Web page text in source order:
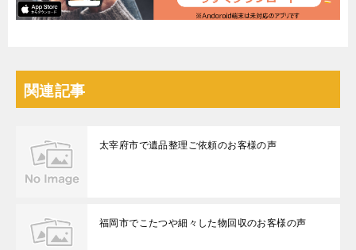
関連記事
太宰府市で遺品整理ご依頼のお客様の声
福岡市でこたつや細々した物回収のお客様の声